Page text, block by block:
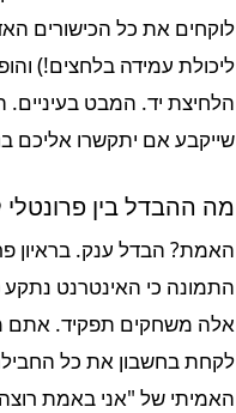
ליכולת עמידה בלחצים!)
הלחיצת יד. המבט בעיניים.
שייקבע אם יתקשרו אליכם
מה ההבדל בין
האמת? הבדל ענק. בראיון
התמונה כי האינטרנט נתקע
אלה משחקים תפקיד. אתם
לקחת בחשבון את כל
האמיתי של "אני באמת